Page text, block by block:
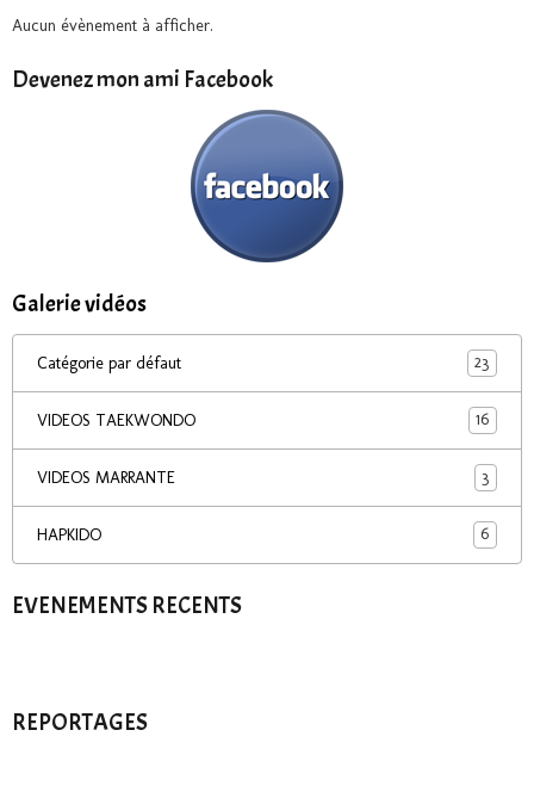
Aucun évènement à afficher.
Devenez mon ami Facebook
Galerie vidéos
Catégorie par défaut 23
VIDEOS TAEKWONDO 16
VIDEOS MARRANTE 3
HAPKIDO 6
EVENEMENTS RECENTS
REPORTAGES